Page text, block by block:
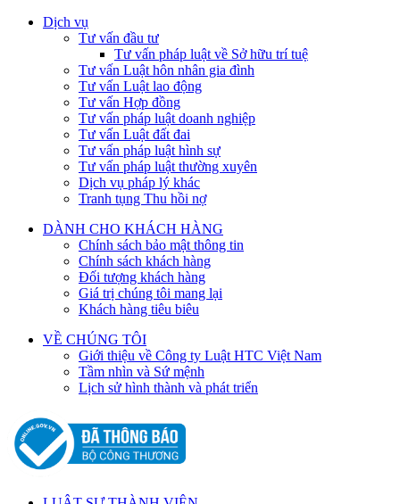
Dịch vụ
Tư vấn đầu tư
Tư vấn pháp luật về Sở hữu trí tuệ
Tư vấn Luật hôn nhân gia đình
Tư vấn Luật lao động
Tư vấn Hợp đồng
Tư vấn pháp luật doanh nghiệp
Tư vấn Luật đất đai
Tư vấn pháp luật hình sự
Tư vấn pháp luật thường xuyên
Dịch vụ pháp lý khác
Tranh tụng Thu hồi nợ
DÀNH CHO KHÁCH HÀNG
Chính sách bảo mật thông tin
Chính sách khách hàng
Đối tượng khách hàng
Giá trị chúng tôi mang lại
Khách hàng tiêu biêu
VỀ CHÚNG TÔI
Giới thiệu về Công ty Luật HTC Việt Nam
Tầm nhìn và Sứ mệnh
Lịch sử hình thành và phát triển